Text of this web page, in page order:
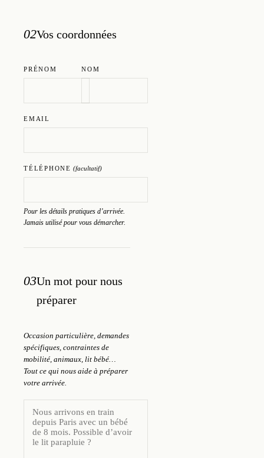
02Vos coordonnées
PRÉNOM NOM
EMAIL
TÉLÉPHONE (facultatif)
Pour les détails pratiques d’arrivée.
Jamais utilisé pour vous démarcher.
03Un mot pour nous
préparer
Occasion particulière, demandes
spécifiques, contraintes de
mobilité, animaux, lit bébé…
Tout ce qui nous aide à préparer
votre arrivée.